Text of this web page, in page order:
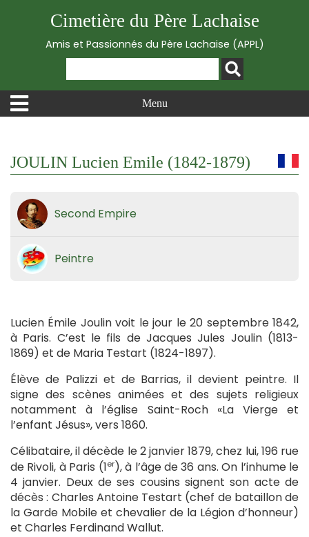
Cimetière du Père Lachaise
Amis et Passionnés du Père Lachaise (APPL)
Menu
JOULIN Lucien Emile (1842-1879)
Second Empire
Peintre
Lucien Émile Joulin voit le jour le 20 septembre 1842,
à Paris. C’est le fils de Jacques Jules Joulin (1813-
1869) et de Maria Testart (1824-1897).
Élève de Palizzi et de Barrias, il devient peintre. Il
signe des scènes animées et des sujets religieux
notamment à l’église Saint-Roch «La Vierge et
l’enfant Jésus», vers 1860.
Célibataire, il décède le 2 janvier 1879, chez lui, 196 rue
de Rivoli, à Paris (1er), à l’âge de 36 ans. On l’inhume le
4 janvier. Deux de ses cousins signent son acte de
décès : Charles Antoine Testart (chef de bataillon de
la Garde Mobile et chevalier de la Légion d’honneur)
et Charles Ferdinand Wallut.